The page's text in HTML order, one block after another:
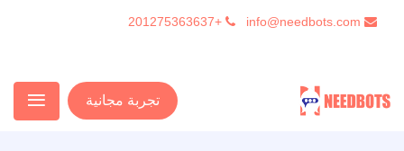
+201275363637
تجربة مجانية